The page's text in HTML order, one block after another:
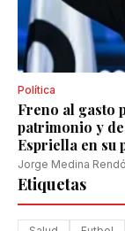
Política
Freno al gasto
patrimonio y
Espriella en su
Jorge Medina
Etiquetas